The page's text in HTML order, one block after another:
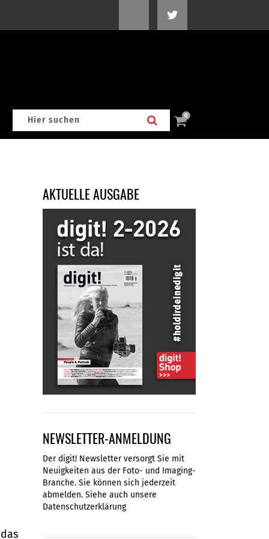
0
AKTUELLE AUSGABE
NEWSLETTER-ANMELDUNG
Der digit! Newsletter versorgt Sie mit
Neuigkeiten aus der Foto- und Imaging-
Branche. Sie können sich jederzeit
abmelden. Siehe auch unsere
Datenschutzerklärung